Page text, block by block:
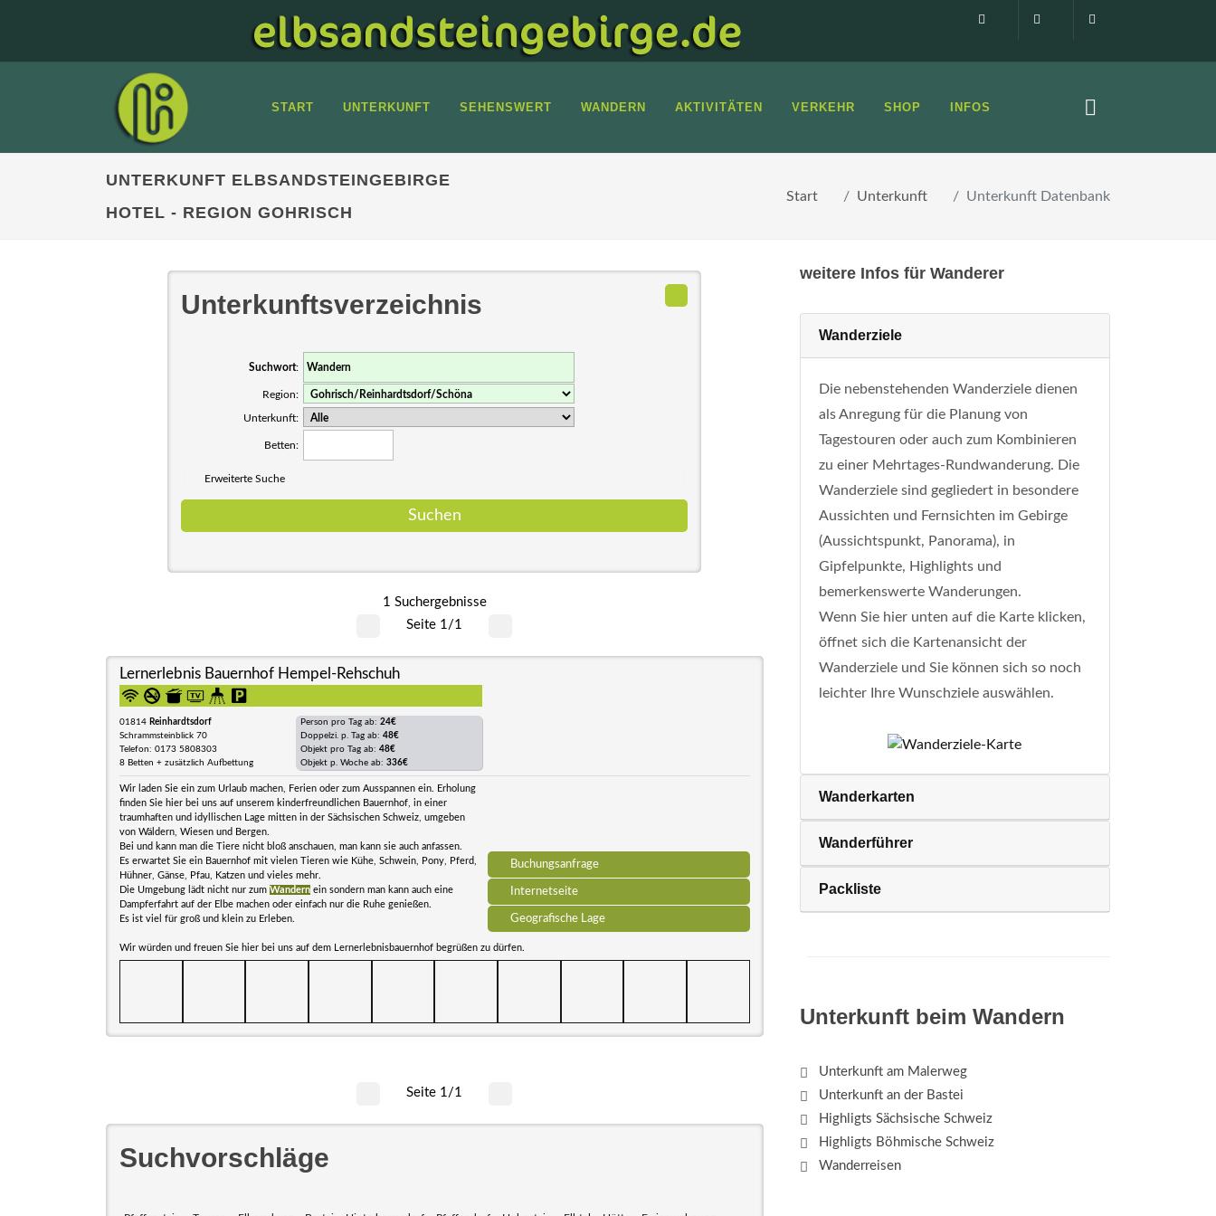
Impressum0160 99873408
START UNTERKUNFT SEHENSWERT WANDERN AKTIVITÄTEN VERKEHR SHOP INFOS
UNTERKUNFT ELBSANDSTEINGEBIRGE
HOTEL - REGION GOHRISCH
Start Unterkunft Unterkunft Datenbank
Unterkunftsverzeichnis
Suchwort:
Region:
Unterkunft:
Betten:
Erweiterte Suche
1 Suchergebnisse
Seite 1/1
Buchungsanfrage
Internetseite
Geografische Lage
Lernerlebnis Bauernhof Hempel-Rehschuh
01814 Reinhardtsdorf
Schrammsteinblick 70
Telefon: 0173 5808303
8 Betten + zusätzlich Aufbettung
Person pro Tag ab: 24€
Doppelzi. p. Tag ab: 48€
Objekt pro Tag ab: 48€
Objekt p. Woche ab: 336€
Wir laden Sie ein zum Urlaub machen, Ferien oder zum Ausspannen ein. Erholung
finden Sie hier bei uns auf unserem kinderfreundlichen Bauernhof, in einer
traumhaften und idyllischen Lage mitten in der Sächsischen Schweiz, umgeben
von Wäldern, Wiesen und Bergen.
Bei und kann man die Tiere nicht bloß anschauen, man kann sie auch anfassen.
Es erwartet Sie ein Bauernhof mit vielen Tieren wie Kühe, Schwein, Pony, Pferd,
Hühner, Gänse, Pfau, Katzen und vieles mehr.
Die Umgebung lädt nicht nur zum Wandern ein sondern man kann auch eine
Dampferfahrt auf der Elbe machen oder einfach nur die Ruhe genießen.
Es ist viel für groß und klein zu Erleben.
Wir würden und freuen Sie hier bei uns auf dem Lernerlebnisbauernhof begrüßen zu dürfen.
Seite 1/1
Suchvorschläge
weitere Infos für Wanderer
Wanderziele
Die nebenstehenden Wanderziele dienen
als Anregung für die Planung von
Tagestouren oder auch zum Kombinieren
zu einer Mehrtages-Rundwanderung. Die
Wanderziele sind gegliedert in besondere
Aussichten und Fernsichten im Gebirge
(Aussichtspunkt, Panorama), in
Gipfelpunkte, Highlights und
bemerkenswerte Wanderungen.
Wenn Sie hier unten auf die Karte klicken,
öffnet sich die Kartenansicht der
Wanderziele und Sie können sich so noch
leichter Ihre Wunschziele auswählen.
Wanderkarten
Wanderführer
Packliste
Unterkunft beim Wandern
Unterkunft am Malerweg
Unterkunft an der Bastei
Highligts Sächsische Schweiz
Highligts Böhmische Schweiz
Wanderreisen